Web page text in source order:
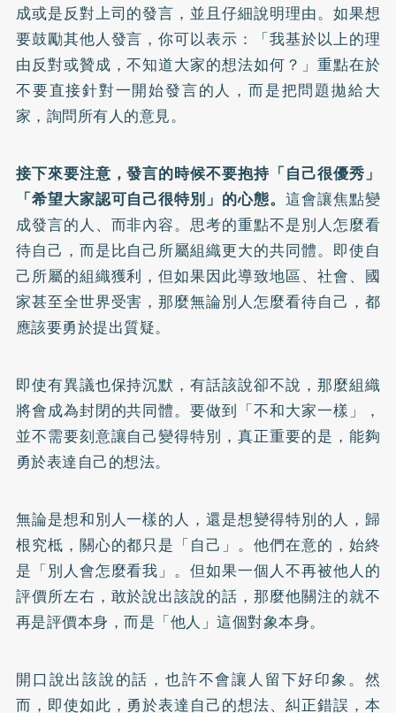
成或是反對上司的發言，並且仔細說明理由。如果想
要鼓勵其他人發言，你可以表示：「我基於以上的理
由反對或贊成，不知道大家的想法如何？」重點在於
不要直接針對一開始發言的人，而是把問題拋給大
家，詢問所有人的意見。
接下來要注意，發言的時候不要抱持「自己很優秀」
「希望大家認可自己很特別」的心態。 這會讓焦點變
成發言的人、而非內容。思考的重點不是別人怎麼看
待自己，而是比自己所屬組織更大的共同體。即使自
己所屬的組織獲利，但如果因此導致地區、社會、國
家甚至全世界受害，那麼無論別人怎麼看待自己，都
應該要勇於提出質疑。
即使有異議也保持沉默，有話該說卻不說，那麼組織
將會成為封閉的共同體。要做到「不和大家一樣」，
並不需要刻意讓自己變得特別，真正重要的是，能夠
勇於表達自己的想法。
無論是想和別人一樣的人，還是想變得特別的人，歸
根究柢，關心的都只是「自己」。他們在意的，始終
是「別人會怎麼看我」。但如果一個人不再被他人的
評價所左右，敢於說出該說的話，那麼他關注的就不
再是評價本身，而是「他人」這個對象本身。
開口說出該說的話，也許不會讓人留下好印象。然
而，即使如此，勇於表達自己的想法、糾正錯誤，本